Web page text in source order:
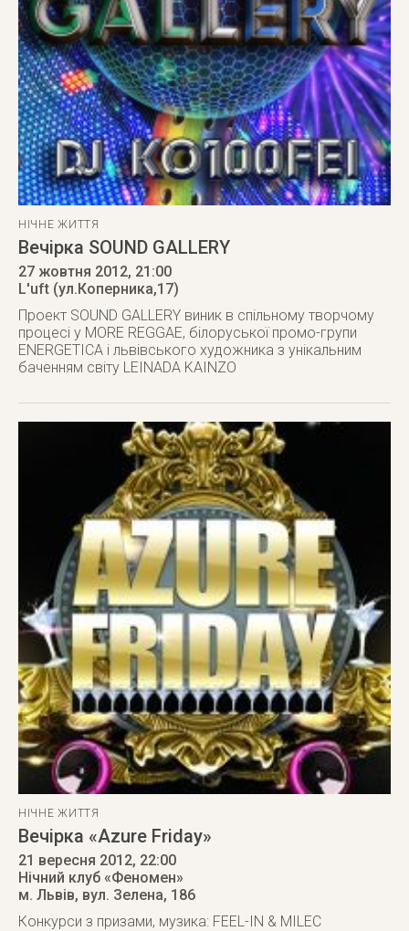
НІЧНЕ ЖИТТЯ
Вечірка SOUND GALLERY
27 жовтня 2012, 21:00
L'uft (ул.Коперника,17)
Проект SOUND GALLERY виник в спільному творчому
процесі у MORE REGGAE, білоруської промо-групи
ENERGETICA і львівського художника з унікальним
баченням світу LEINADA KAINZO
НІЧНЕ ЖИТТЯ
Вечірка «Azure Friday»
21 вересня 2012, 22:00
Нічний клуб «Феномен»
м. Львів, вул. Зелена, 186
Конкурси з призами, музика: FEEL-IN & MILEC